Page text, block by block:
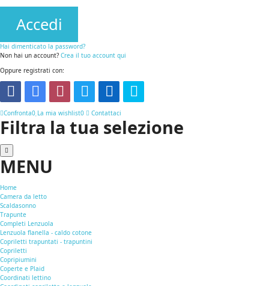
Accedi
Hai dimenticato la password?
Non hai un account? Crea il tuo account qui
Oppure registrati con:
Confronta0 La mia wishlist0 Contattaci
Filtra la tua selezione
MENU
Home
Camera da letto
Scaldasonno
Trapunte
Completi Lenzuola
Lenzuola flanella - caldo cotone
Copriletti trapuntati - trapuntini
Copriletti
Copripiumini
Coperte e Plaid
Coordinati lettino